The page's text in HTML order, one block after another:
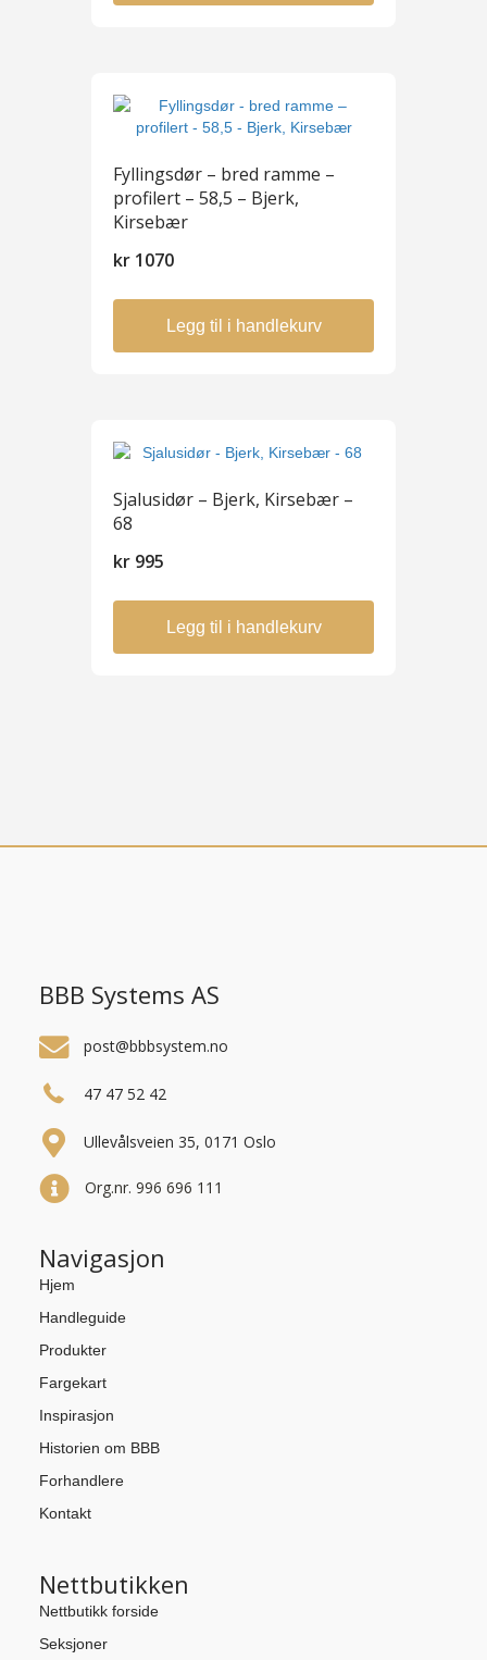
Fyllingsdør – bred ramme –
profilert – 58,5 – Bjerk,
Kirsebær
kr 1070
Legg til i handlekurv
Sjalusidør – Bjerk, Kirsebær –
68
kr 995
Legg til i handlekurv
BBB Systems AS
post@bbbsystem.no
47 47 52 42
Ullevålsveien 35, 0171 Oslo
Org.nr. 996 696 111
Navigasjon
Hjem
Handleguide
Produkter
Fargekart
Inspirasjon
Historien om BBB
Forhandlere
Kontakt
Nettbutikken
Nettbutikk forside
Seksjoner